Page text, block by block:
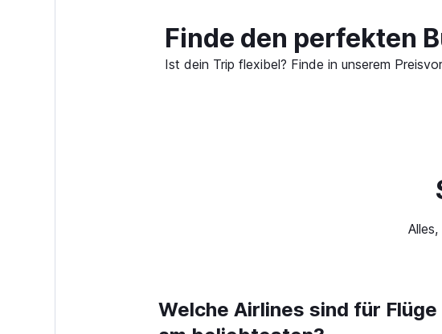
Finde den perfekten
Ist dein Trip flexibel? Finde in unserem
Welche Airlines sind für Flüge